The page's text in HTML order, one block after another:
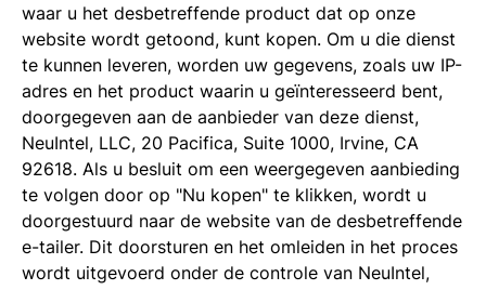
waar u het desbetreffende product dat op onze
website wordt getoond, kunt kopen. Om u die dienst
te kunnen leveren, worden uw gegevens, zoals uw IP-
adres en het product waarin u geïnteresseerd bent,
doorgegeven aan de aanbieder van deze dienst,
NeuIntel, LLC, 20 Pacifica, Suite 1000, Irvine, CA
92618. Als u besluit om een weergegeven aanbieding
te volgen door op "Nu kopen" te klikken, wordt u
doorgestuurd naar de website van de desbetreffende
e-tailer. Dit doorsturen en het omleiden in het proces
wordt uitgevoerd onder de controle van NeuIntel,